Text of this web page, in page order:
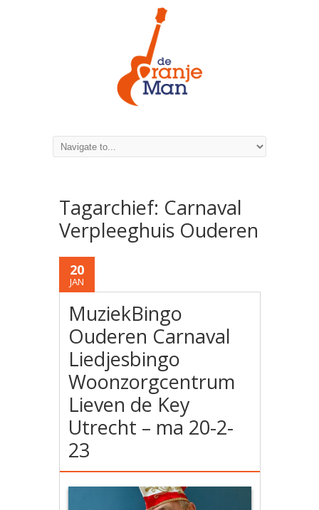
Tagarchief: Carnaval
Verpleeghuis Ouderen
20
JAN
MuziekBingo
Ouderen Carnaval
Liedjesbingo
Woonzorgcentrum
Lieven de Key
Utrecht – ma 20-2-
23